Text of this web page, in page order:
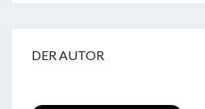
DER AUTOR